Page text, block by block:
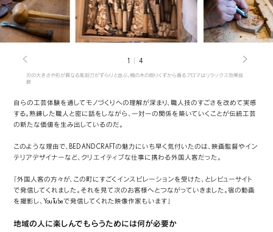
刃の大きさや形が異なる彫刻刀がずらりと並ぶ。楠の木の削りくずから香るアロマはリラックス効果抜
群
1 4
自らの工芸体験を通してモノづくりへの理解が深まり、職人技のすごさを改めて実感
する。熟練した職人と密に話をしながら、一対一の関係を築いていくことが伝統工芸
の新たな価値を生み出しているのだ。
このような理由で、BED AND CRAFTの魅力にいち早く気付いたのは、映画監督やイン
テリアデザイナーなど、クリエイティブな仕事に携わる外国人客だった。
「外国人客の方々が、この町にすごくインスピレーションを受けた、とレビューサイト
で発信してくれました。それを見て次のお客様へとつながっていきました。宿の動画
を撮影し、YouTubeで発信してくれた映像作家もいます」
地域の人に楽しんでもらうためには何が必要か